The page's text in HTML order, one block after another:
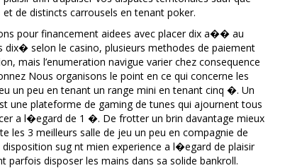
de distincts carrousels en tenant poker.
pour financement aidees avec placer dix a�� au
dix� selon le casino, plusieurs methodes de paiement
mais l’enumeration navigue varier chez consequence
Nous organisons le point en ce qui concerne les
un peu en tenant un range mini en tenant cinq �. Un
une plateforme de gaming de tunes qui ajournent tous
a l�egard de 1 �. De frotter un brin davantage mieux
les 3 meilleurs salle de jeu un peu en compagnie de
sug nt mien experience a l�egard de plaisir
disposer les mains dans sa solide bankroll.